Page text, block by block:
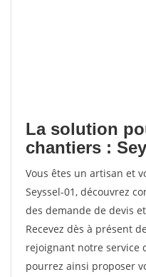
La solution
chantiers :
Vous êtes un artisan et
Seyssel-01, découvrez
des demande de devis
Recevez dès à présent
rejoignant notre service
pourrez ainsi proposer